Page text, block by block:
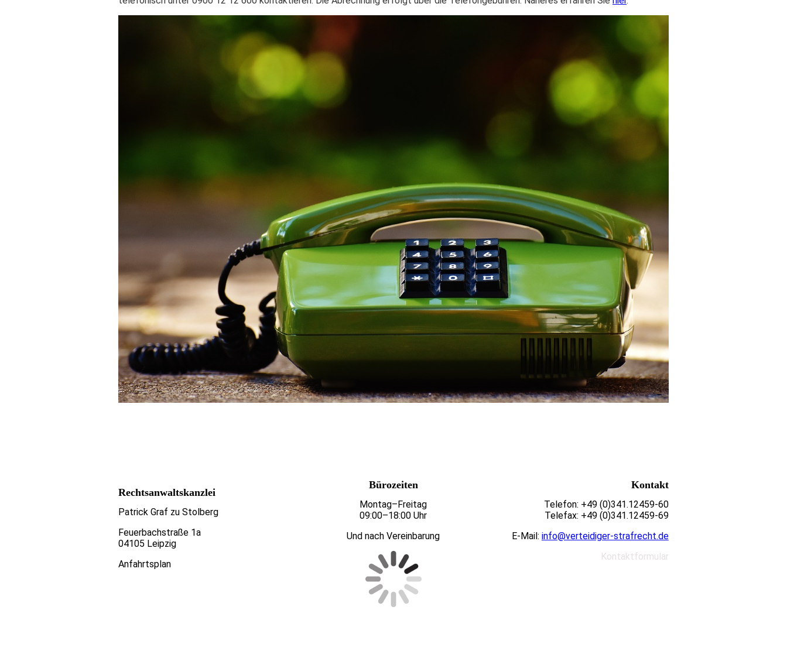
Rechtsanwaltskanzlei
Patrick Graf zu Stolberg
Feuerbachstraße 1a
04105 Leipzig
Anfahrtsplan
Bürozeiten
Montag–Freitag
09:00–18:00 Uhr
Und nach Vereinbarung
Kontakt
Telefon: +49 (0)341.12459-60
Telefax: +49 (0)341.12459-69
E-Mail: info@verteidiger-strafrecht.de
Kontaktformular